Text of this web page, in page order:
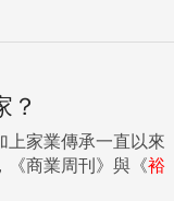
。退休後，我告訴
子不刮，那又怎麼
「可能會遲到。」
鬍子。」 他笑著回
」 退休後，
？
上家業傳承一直以來
《商業周刊》與《裕